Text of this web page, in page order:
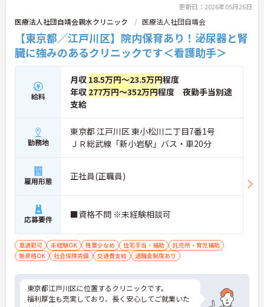
更新日：2026年05月26日
医療法人社団自靖会親水クリニック 医療法人社団自靖会
【東京都／江戸川区】院内保育あり！泌尿器と腎
臓に強みのあるクリニックです＜看護助手＞
給料
月収 18.5万円～23.5万円程度
年収 277万円～352万円程度 夜勤手当別途
支給
勤務地
東京都 江戸川区 東小松川二丁目7番1号
ＪＲ総武線「新小岩駅」バス・車20分
雇用形態 正社員(正職員)
応募要件 ■資格不問 ※未経験相談可
車通勤可 未経験OK 残業少なめ 住宅手当・補助
託児所・育児補助
無資格OK
社会保険完備 交通費支給 退職金制度あり
東京都江戸川区に位置するクリニックです。
福利厚生も充実しており、長く安心してご就業いた